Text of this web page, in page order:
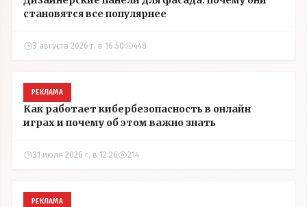
становятся все популярнее
3 августа 2026 г. в 16:50 448
РЕКЛАМА
Как работает кибербезопасность в онлайн
играх и почему об этом важно знать
31 июля 2026 г. в 12:26 214
РЕКЛАМА